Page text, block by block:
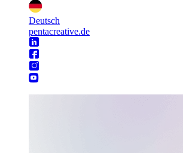
Deutsch
pentacreative.de